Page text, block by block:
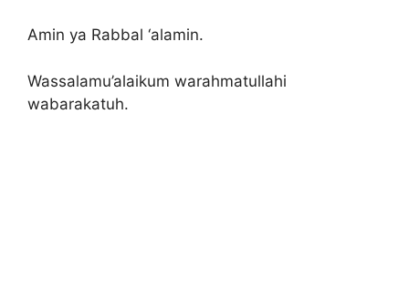
Amin ya Rabbal ‘alamin.
Wassalamu’alaikum warahmatullahi
wabarakatuh.